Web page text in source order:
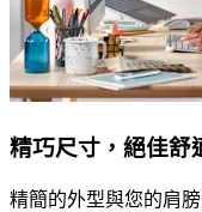
精巧尺寸，絕佳舒
精簡的外型與您的肩